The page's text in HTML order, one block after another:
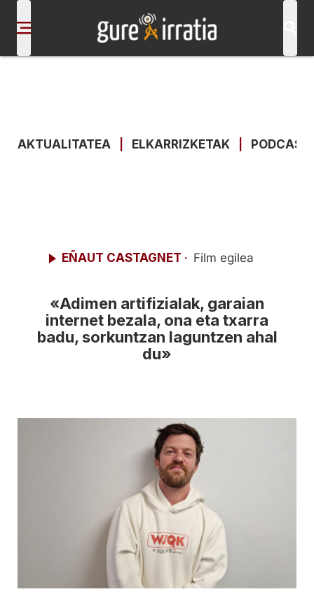
AKTUALITATEA ELKARRIZKETAK
EÑAUT CASTAGNET · Film egilea
«Adimen artifizialak, garaian
internet bezala, ona eta txarra
badu, sorkuntzan laguntzen ahal
du»